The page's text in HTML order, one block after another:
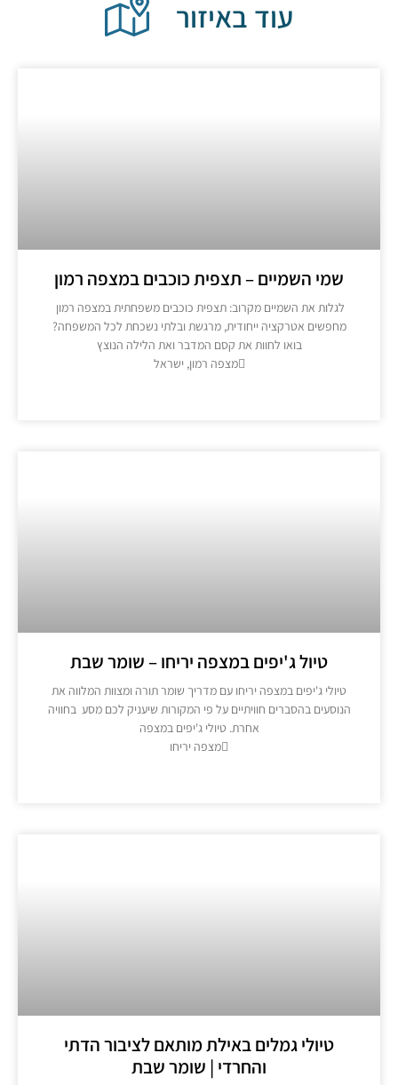
עוד באיזור
שמי השמיים – תצפית כוכבים במצפה רמון
לגלות את השמיים מקרוב: תצפית כוכבים משפחתית במצפה רמון ​
מחפשים אטרקציה ייחודית, מרגשת ובלתי נשכחת לכל המשפחה?
בואו לחוות את קסם המדבר ואת הלילה הנוצץ
מצפה רמון, ישראל
טיול ג'יפים במצפה יריחו – שומר שבת
טיולי ג'יפים במצפה יריחו עם מדריך שומר תורה ומצוות המלווה את
בהסברים חוויתיים על פי המקורות שיעניק לכם מסע בחוויה
אחרת. טיולי ג'יפים במצפה
מצפה יריחו
טיולי גמלים באילת מותאם לציבור הדתי
והחרדי | שומר שבת